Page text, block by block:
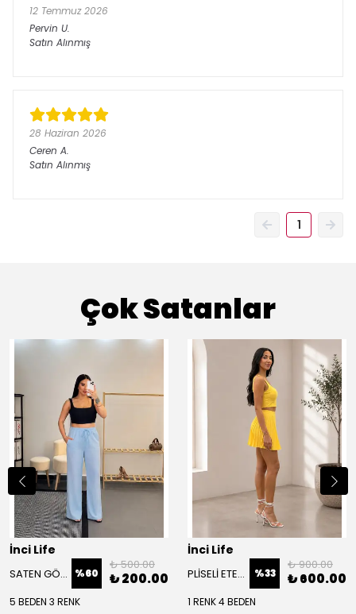
12 Temmuz 2026
Pervin U.
Satın Alınmış
28 Haziran 2026
Ceren A.
Satın Alınmış
1
Çok Satanlar
İnci Life
SATEN GÖRÜNÜMLÜ PANTOLON %60
₺ 500.00
₺ 200.00
5 BEDEN 3 RENK
İnci Life
PLİSELİ ETEK BÜSTİYER TAKIM %33
₺ 900.00
₺ 600.00
1 RENK 4 BEDEN